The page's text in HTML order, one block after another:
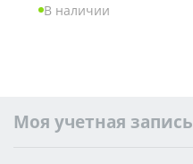
В наличии
Моя учетная запись